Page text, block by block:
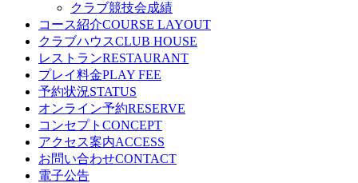
クラブ競技会成績
コース紹介COURSE LAYOUT
クラブハウスCLUB HOUSE
レストランRESTAURANT
プレイ料金PLAY FEE
予約状況STATUS
オンライン予約RESERVE
コンセプト CONCEPT
アクセス案内ACCESS
お問い合わせCONTACT
電子公告